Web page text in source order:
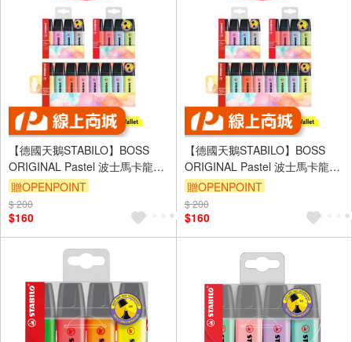
【德國天鵝STABILO】BOSS
ORIGINAL Pastel 波士馬卡龍色
經典螢光筆 4色-ST70/4-4
贈OPENPOINT
$ 200
$160
【德國天鵝STABILO】BOSS
ORIGINAL Pastel 波士馬卡龍色
經典螢光筆 4色-ST70/4-3
贈OPENPOINT
$ 200
$160